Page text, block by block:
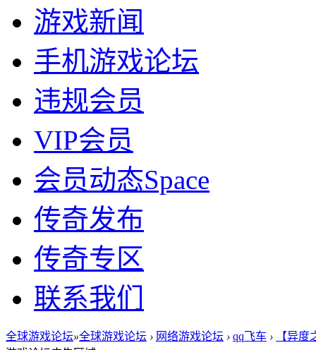
游戏新闻
手机游戏论坛
违规会员
VIP会员
会员动态Space
传奇发布
传奇专区
联系我们
全球游戏论坛»全球游戏论坛 › 网络游戏论坛 › qq飞车 ›
【异